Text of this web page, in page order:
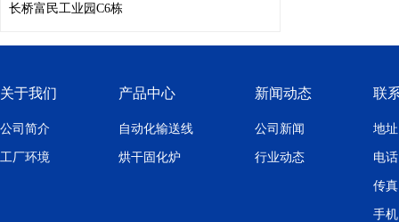
长桥富民工业园C6栋
关于我们
公司简介
工厂环境
产品中心
自动化输送线
烘干固化炉
新闻动态
公司新闻
行业动态
联
地
电
传真
手